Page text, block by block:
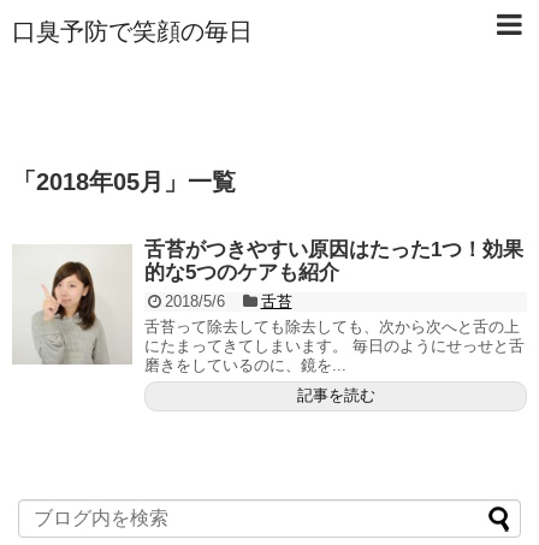
口臭予防で笑顔の毎日
「 2018年05月 」 一覧
舌苔がつきやすい原因はたった1つ！効果
的な5つのケアも紹介
2018/5/6
舌苔
舌苔って除去しても除去しても、次から次へと舌の上
にたまってきてしまいます。 毎日のようにせっせと舌
磨きをしているのに、鏡を...
記事を読む